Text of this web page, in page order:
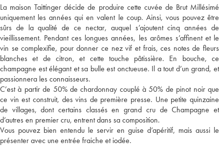
La maison Taittinger décide de produire cette cuvée de Brut Millésimé
uniquement les années qui en valent le coup. Ainsi, vous pouvez être
sûrs de la qualité de ce nectar, auquel s’ajoutent cinq années de
vieillissement. Pendant ces longues années, les arômes s’affinent et le
vin se complexifie, pour donner ce nez vif et frais, ces notes de fleurs
blanches et de citron, et cette touche pâtissière. En bouche, ce
champagne est élégant et sa bulle est onctueuse. Il a tout d’un grand, et
passionnera les connaisseurs.
C’est à partir de 50% de chardonnay couplé à 50% de pinot noir que
ce vin est construit, des vins de première presse. Une petite quinzaine
de villages, dont certains classés en grand cru de Champagne et
d’autres en premier cru, entrent dans sa composition.
Vous pouvez bien entendu le servir en guise d’apéritif, mais aussi le
présenter avec une entrée fraiche et iodée.